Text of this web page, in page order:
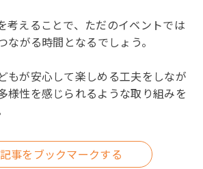
考えることで、ただのイベントでは
ながる時間となるでしょう。
もが安心して楽しめる工夫をしなが
様性を感じられるような取り組みを